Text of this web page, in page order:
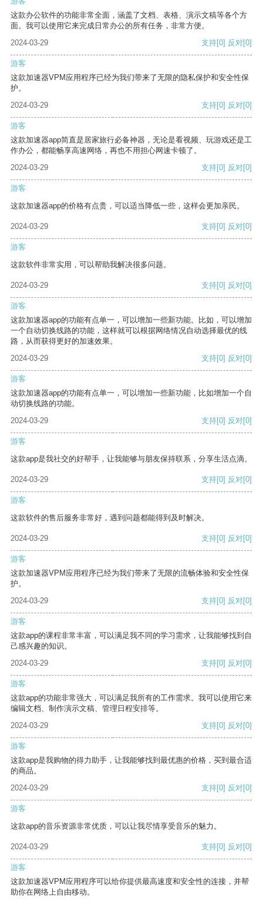
这款办公软件的功能非常全面，涵盖了文档、表格、演示文稿等各个方
面。我可以使用它来完成日常办公的所有任务，非常方便。
2024-03-29
支持[0] 反对[0]
游客
这款加速器VPM应用程序已经为我们带来了无限的隐私保护和安全性保
护。
2024-03-29
支持[0] 反对[0]
游客
这款加速器app简直是居家旅行必备神器，无论是看视频、玩游戏还是工
作办公，都能畅享高速网络，再也不用担心网速卡顿了。
2024-03-29
支持[0] 反对[0]
游客
这款加速器app的价格有点贵，可以适当降低一些，这样会更加亲民。
2024-03-29 支持[0] 反对[0]
游客
这款软件非常实用，可以帮助我解决很多问题。
2024-03-29 支持[0] 反对[0]
游客
这款加速器app的功能有点单一，可以增加一些新功能。比如，可以增加
一个自动切换线路的功能，这样就可以根据网络情况自动选择最优的线
路，从而获得更好的加速效果。
2024-03-29
支持[0] 反对[0]
游客
这款加速器app的功能有点单一，可以增加一些新功能，比如增加一个自
动切换线路的功能。
2024-03-29
支持[0] 反对[0]
游客
这款app是我社交的好帮手，让我能够与朋友保持联系，分享生活点滴。
2024-03-29 支持[0] 反对[0]
游客
这款软件的售后服务非常好，遇到问题都能得到及时解决。
2024-03-29 支持[0] 反对[0]
游客
这款加速器VPM应用程序已经为我们带来了无限的流畅体验和安全性保
护。
2024-03-29
支持[0] 反对[0]
游客
这款app的课程非常丰富，可以满足我不同的学习需求，让我能够找到自
己感兴趣的知识。
2024-03-29
支持[0] 反对[0]
游客
这款app的功能非常强大，可以满足我所有的工作需求。我可以使用它来
编辑文档、制作演示文稿、管理日程安排等。
2024-03-29
支持[0] 反对[0]
游客
这款app是我购物的得力助手，让我能够找到最优惠的价格，买到最合适
的商品。
2024-03-29
支持[0] 反对[0]
游客
这款app的音乐资源非常优质，可以让我尽情享受音乐的魅力。
2024-03-29 支持[0] 反对[0]
游客
这款加速器VPM应用程序可以给你提供最高速度和安全性的连接，并帮
助你在网络上自由移动。